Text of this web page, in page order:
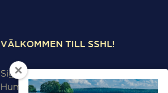
VÄLKOMMEN TILL SSHL!
Sigtunaskolan
Humanistiska Läroverket